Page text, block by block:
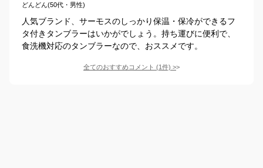
どんどん(50代・男性)
人気ブランド、サーモスのしっかり保温・保冷ができるフ
タ付きタンブラーはいかがでしょう。持ち運びに便利で、
食洗機対応のタンブラーなので、おススメです。
全てのおすすめコメント (1件) >